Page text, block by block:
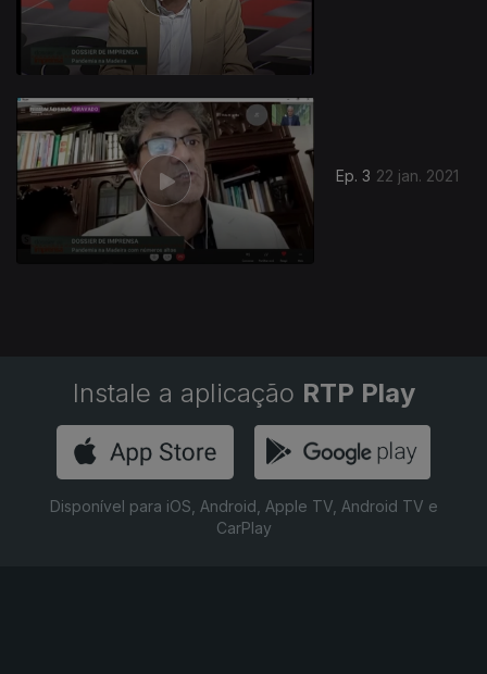
Ep. 3 22 jan. 2021
519908
Instale a aplicação RTP Play
Disponível para iOS, Android, Apple TV, Android TV e
CarPlay